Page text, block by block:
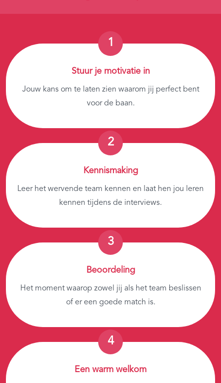
Stuur je motivatie in
Jouw kans om te laten zien waarom jij perfect bent
voor de baan.
Kennismaking
Leer het wervende team kennen en laat hen jou leren
kennen tijdens de interviews.
Beoordeling
Het moment waarop zowel jij als het team beslissen
of er een goede match is.
Een warm welkom